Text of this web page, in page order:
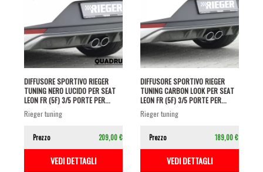
DIFFUSORE SPORTIVO RIEGER
TUNING NERO LUCIDO PER SEAT
LEON FR (5F) 3/5 PORTE PER...
rieger tuning
Prezzo 209,00 €
VEDI DETTAGLI
DIFFUSORE SPORTIVO RIEGER
TUNING CARBON LOOK PER SEAT
LEON FR (5F) 3/5 PORTE PER...
rieger tuning
Prezzo 189,00 €
VEDI DETTAGLI